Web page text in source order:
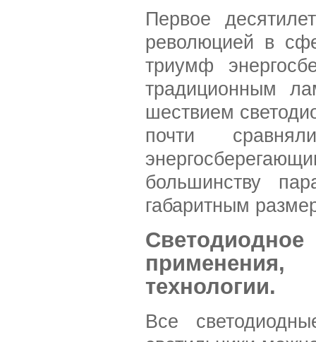
Первое
революцией в
триумф
традиционным
шествием
почти
большинству
габаритным
применения,
технологии.
Все